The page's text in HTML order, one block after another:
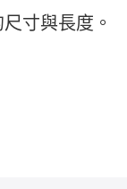
寸與長度。